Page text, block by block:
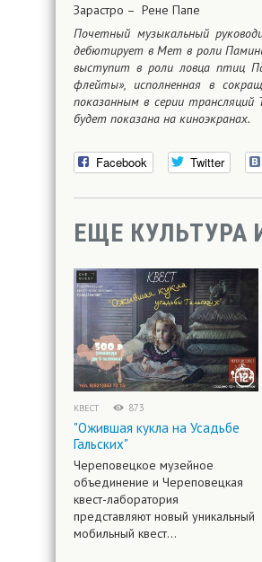
Зарастро – Рене Папе
Почетный музыкальный
дебютирует в Мет в роли
выступит в роли ловца птиц
флейты», исполненная в
показанным в серии трансляций
будет показана на киноэкранах.
Facebook Twitter
ЕЩЕ КУЛЬТУРА
КВЕСТ 873
"Ожившая кукла на Усадьбе
Гальских"
Череповецкое музейное
объединение и Череповецкая
квест-лаборатория
представляют новый уникальный
мобильный квест...